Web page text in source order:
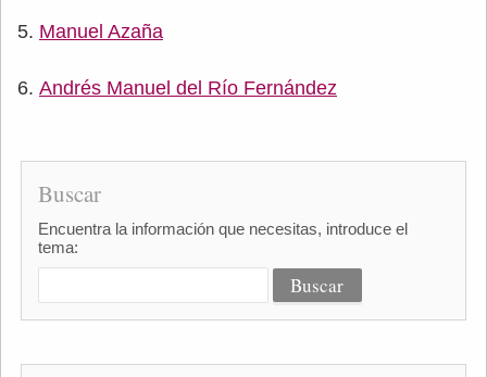
Manuel Azaña
Andrés Manuel del Río Fernández
Buscar
Encuentra la información que necesitas, introduce el
tema: